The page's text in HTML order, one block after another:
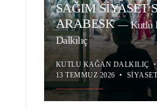
SAĞIM SİYASET
ARABESK—Kutlu
Dalkılıç
KUTLU KAĞAN DALKILIÇ •
13 TEMMUZ 2026 •